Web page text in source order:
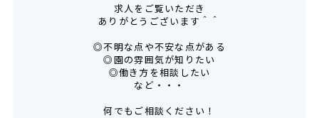
求人をご覧いただき
ありがとうございます＾＾
◎不明な点や不安な点がある
◎園の雰囲気が知りたい
◎働き方を相談したい
など・・・
何でもご相談ください！